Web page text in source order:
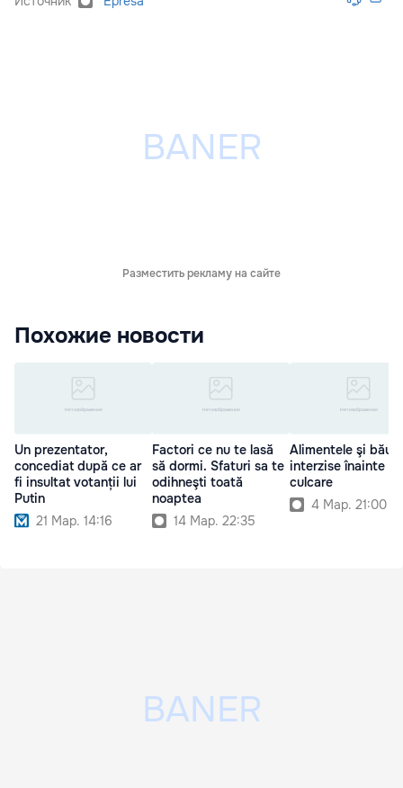
Разместить рекламу на сайте
Похожие новости
Un prezentator,
concediat după ce ar
fi insultat votanții lui
Putin
21 Мар. 14:16
Factori ce nu te lasă
să dormi. Sfaturi sa te
odihneşti toată
noaptea
14 Мар. 22:35
Alimentele şi
interzise înainte de
culcare
4 Мар. 21:00